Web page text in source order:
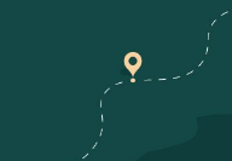
платаками находят
запросам: кемпинги,
автодом, трейлер, кемпер,
калужской области, сити
карта кемпингов, ванлайф,